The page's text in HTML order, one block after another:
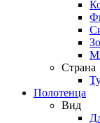
Страна
Полотенца
Вид